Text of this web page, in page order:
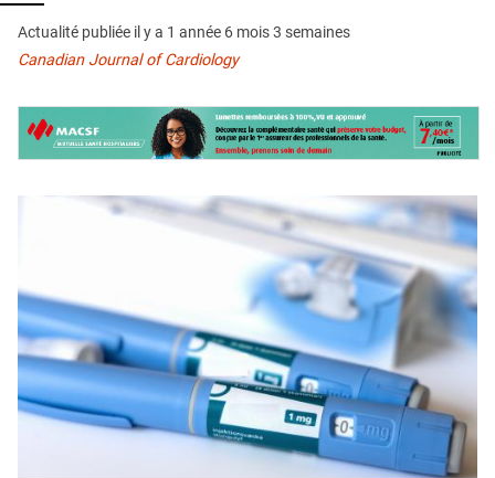
CRÉDITS
Actualité publiée il y a 1 année 6 mois 3 semaines
Canadian Journal of Cardiology